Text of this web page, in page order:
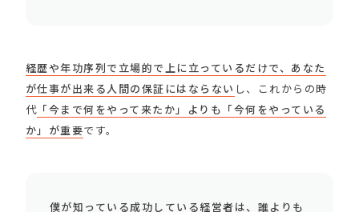
経歴や年功序列で立場的で上に立っているだけで、あなた
が仕事が出来る人間の保証にはならない し、これからの時
代 「今まで何をやって来たか」よりも「今何をやっている
か」が重要です。
僕が知っている成功している経営者は、誰よりも